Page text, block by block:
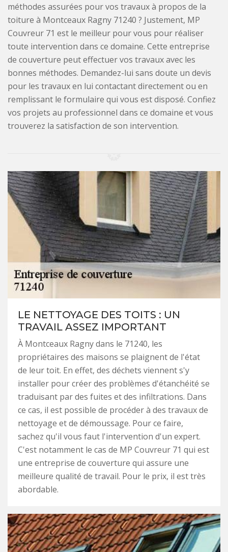
méthodes assurées pour vos travaux à propos de la
toiture à Montceaux Ragny 71240 ? Justement, MP
Couvreur 71 est le meilleur pour vous pour réaliser
toute intervention dans ce domaine. Cette entreprise
de couverture peut effectuer vos travaux avec les
bonnes méthodes. Demandez-lui sans doute un devis
pour les travaux en lui contactant directement ou en
remplissant le formulaire qui vous est disposé. Confiez
vos projets au professionnel dans ce domaine et vous
trouverez la satisfaction de son intervention.
LE NETTOYAGE DES TOITS : UN
TRAVAIL ASSEZ IMPORTANT
À Montceaux Ragny dans le 71240, les
propriétaires des maisons se plaignent de l'état
de leur toit. En effet, des déchets viennent s'y
installer pour créer des problèmes d'étanchéité se
traduisant par des fuites et des infiltrations. Dans
ce cas, il est possible de procéder à des travaux de
nettoyage et de démoussage. Pour ce faire,
sachez qu'il vous faut l'intervention d'un expert.
C'est notamment le cas de MP Couvreur 71 qui est
une entreprise de couverture qui assure une
meilleure qualité de travail. Pour le prix, il est très
abordable.